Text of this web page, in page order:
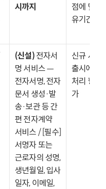
시까지
점에 맞춰
유기간 명
(신설) 전자서
명 서비스 —
전자서명, 전자
문서 생성·발
송·보관 등 간
편 전자계약
서비스 / [필수]
서명자 또는
근로자의 성명,
생년월일, 입사
일자, 이메일,
신규 서비
출시에 따
처리 항목
가